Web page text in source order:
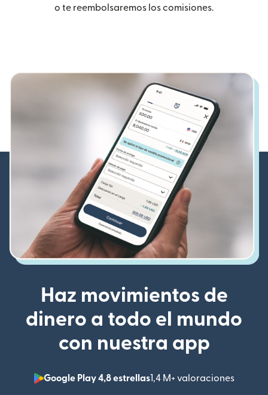
o te reembolsaremos los comisiones.
Haz movimientos de
dinero a todo el mundo
con nuestra app
Google Play 4,8 estrellas1,4 M+ valoraciones
(se